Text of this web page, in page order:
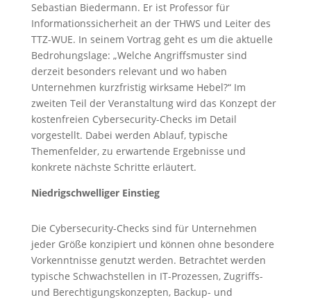
Sebastian Biedermann. Er ist Professor für
Informationssicherheit an der THWS und Leiter des
TTZ-WUE. In seinem Vortrag geht es um die aktuelle
Bedrohungslage: „Welche Angriffsmuster sind
derzeit besonders relevant und wo haben
Unternehmen kurzfristig wirksame Hebel?“ Im
zweiten Teil der Veranstaltung wird das Konzept der
kostenfreien Cybersecurity-Checks im Detail
vorgestellt. Dabei werden Ablauf, typische
Themenfelder, zu erwartende Ergebnisse und
konkrete nächste Schritte erläutert.
Niedrigschwelliger Einstieg
Die Cybersecurity-Checks sind für Unternehmen
jeder Größe konzipiert und können ohne besondere
Vorkenntnisse genutzt werden. Betrachtet werden
typische Schwachstellen in IT-Prozessen, Zugriffs-
und Berechtigungskonzepten, Backup- und